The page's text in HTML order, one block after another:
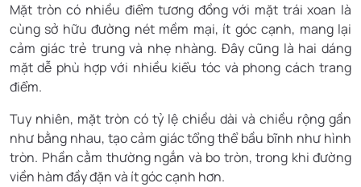
Mặt tròn có nhiều điểm tương đồng với mặt trái xoan là
cùng sở hữu đường nét mềm mại, ít góc cạnh, mang lại
cảm giác trẻ trung và nhẹ nhàng. Đây cũng là hai dáng
mặt dễ phù hợp với nhiều kiểu tóc và phong cách trang
điểm.
Tuy nhiên, mặt tròn có tỷ lệ chiều dài và chiều rộng gần
như bằng nhau, tạo cảm giác tổng thể bầu bĩnh như hình
tròn. Phần cằm thường ngắn và bo tròn, trong khi đường
viền hàm đầy đặn và ít góc cạnh hơn.